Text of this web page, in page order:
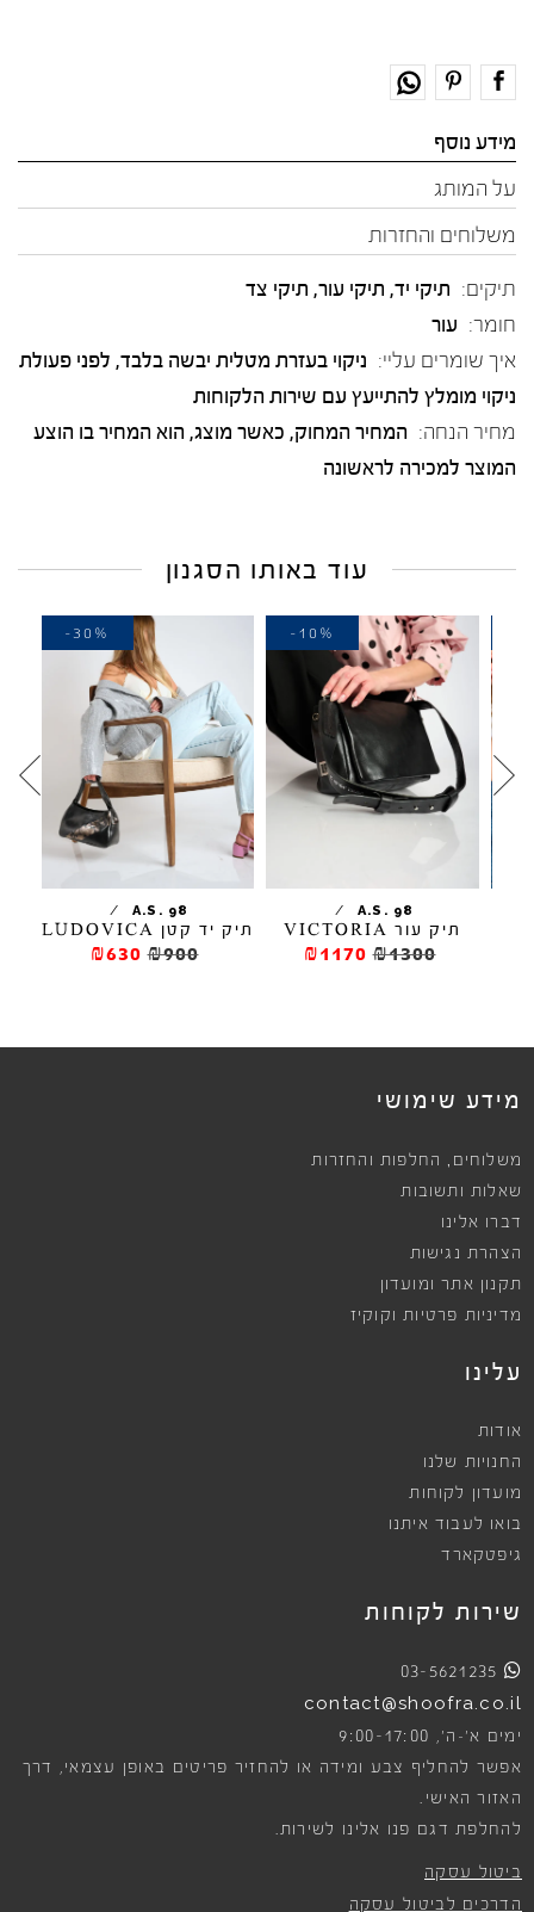
מידע נוסף
על המותג
משלוחים והחזרות
תיקים: תיקי יד, תיקי עור, תיקי צד
חומר: עור
איך שומרים עליי: ניקוי בעזרת מטלית יבשה בלבד, לפני פעולת
ניקוי מומלץ להתייעץ עם שירות הלקוחות
מחיר הנחה: המחיר המחוק, כאשר מוצג, הוא המחיר בו הוצע
המוצר למכירה לראשונה
עוד באותו הסגנון
A.S. 98
/
תיק עור VICTORIA
₪1300
₪1170
-10%
A.S. 98
/
תיק יד קטן LUDOVICA
₪900
₪630
-30%
מידע שימושי
משלוחים , החלפות והחזרות
שאלות ותשובות
דברו אלינו
הצהרת נגישות
תקנון אתר ומועדון
מדיניות פרטיות וקוקיז
עלינו
אודות
החנויות שלנו
מועדון לקוחות
בואו לעבוד איתנו
גיפטקארד
שירות לקוחות
03-5621235
contact@shoofra.co.il
ימים א׳-ה׳, 9:00-17:00
אפשר להחליף צבע ומידה או להחזיר פריטים באופן עצמאי, דרך
האזור האישי.
להחלפת דגם פנו אלינו לשירות.
ביטול עסקה
הדרכים לביטול עסקה